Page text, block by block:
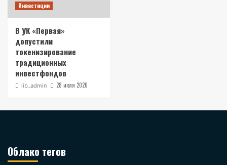
Инвестиции
В УК «Первая»
допустили
токенизирование
традиционных
инвестфондов
lib_admin 28 июля 2026
Облако тегов